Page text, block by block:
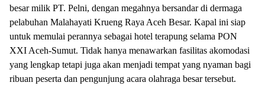
besar milik PT. Pelni, dengan megahnya bersandar di dermaga
pelabuhan Malahayati Krueng Raya Aceh Besar. Kapal ini siap
untuk memulai perannya sebagai hotel terapung selama PON
XXI Aceh-Sumut. Tidak hanya menawarkan fasilitas akomodasi
yang lengkap tetapi juga akan menjadi tempat yang nyaman bagi
ribuan peserta dan pengunjung acara olahraga besar tersebut.